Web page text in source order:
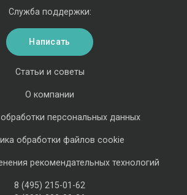
Статьи и советы
О компании
персональных данных
обработки файлов cookie
рекомендательных технологий
8 (495) 215-01-62
Служба поддержки:
Написать